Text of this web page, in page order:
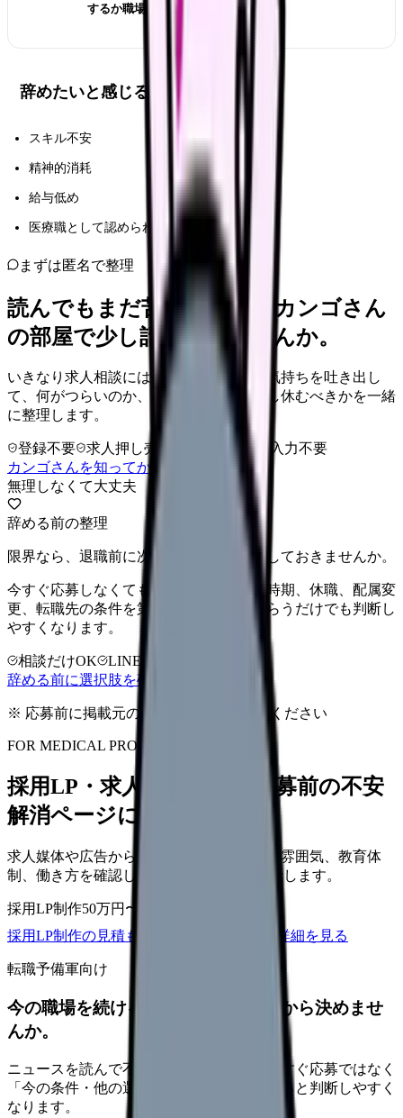
するか職場を変えるか
辞めたいと感じる典型理由
スキル不安
精神的消耗
給与低め
医療職として認められない感
まずは匿名で整理
読んでもまだ苦しいなら、カンゴさん
の部屋で少し話してみませんか。
いきなり求人相談には進みません。今の気持ちを吐き出し
て、何がつらいのか、辞めるべきか、少し休むべきかを一緒
に整理します。
登録不要 求人押し売りなし
病院名は入力不要
カンゴさんを知ってから相談する
無理しなくて大丈夫
辞める前の整理
限界なら、退職前に次の逃げ道だけ確保しておきませんか。
今すぐ応募しなくても大丈夫です。退職時期、休職、配属変
更、転職先の条件を第三者に整理してもらうだけでも判断し
やすくなります。
相談だけOK LINE相談OK
完全無料
辞める前に選択肢を確認する
※ 応募前に掲載元の最新情報を確認してください
FOR MEDICAL PROVIDERS
採用LP・求人ページを、応募前の不安
解消ページにできます
求人媒体や広告から来た看護師が、職場の雰囲気、教育体
制、働き方を確認して応募できるLPを設計します。
採用LP制作50万円〜
採用LP制作の見積もりを依頼
サービス詳細を見る
転職予備軍向け
今の職場を続けるか、条件を比べてから決めませ
んか。
ニュースを読んで不安が強くなった時は、すぐ応募ではなく
「今の条件・他の選択肢・相談先」を分けると判断しやすく
なります。